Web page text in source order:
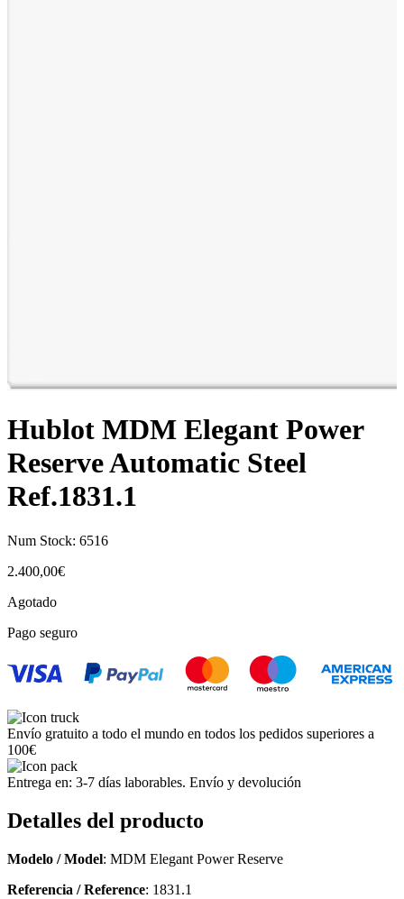
Hublot MDM Elegant Power
Reserve Automatic Steel
Ref.1831.1
Num Stock: 6516
2.400,00€
Agotado
Pago seguro
Envío gratuito a todo el mundo en todos los pedidos superiores a
100€
Entrega en: 3-7 días laborables. Envío y devolución
Detalles del producto
Modelo / Model: MDM Elegant Power Reserve
Referencia / Reference: 1831.1